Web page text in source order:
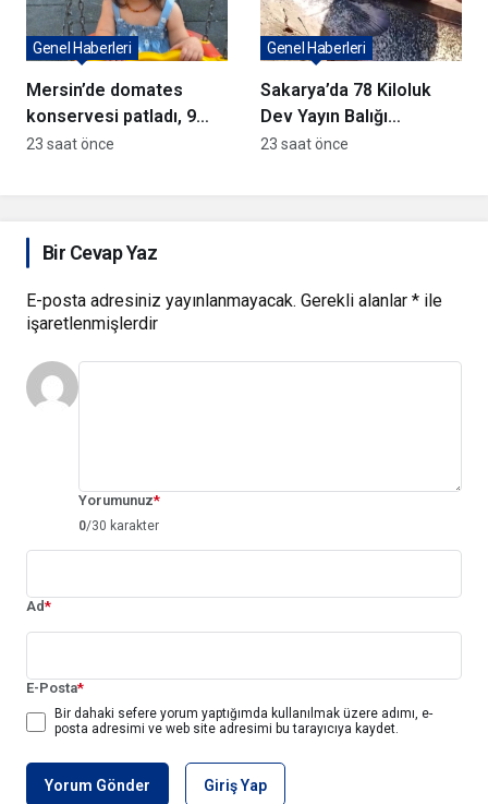
Mersin’de domates
konservesi patladı, 9
aylık bebek yaralandı
Genel Haberleri
23 saat önce
Sakarya’da 78 Kiloluk
Dev Yayın Balığı
Yakalandı
Genel Haberleri
23 saat önce
Bir Cevap Yaz
E-posta adresiniz yayınlanmayacak. Gerekli alanlar * ile
işaretlenmişlerdir
Yorumunuz*
0/30 karakter
Ad*
E-Posta*
Bir dahaki sefere yorum yaptığımda kullanılmak üzere adımı, e-
posta adresimi ve web site adresimi bu tarayıcıya kaydet.
Yorum Gönder Giriş Yap